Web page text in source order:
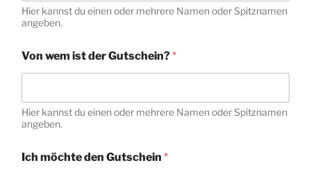
Hier kannst du einen oder mehrere Namen oder Spitznamen
angeben.
Von wem ist der Gutschein?*
Hier kannst du einen oder mehrere Namen oder Spitznamen
angeben.
Ich möchte den Gutschein *